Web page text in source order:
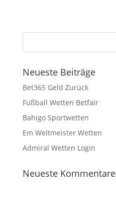
Neueste Beiträge
Bet365 Geld Zurück
Fußball Wetten Betfair
Bahigo Sportwetten
Em Weltmeister Wetten
Admiral Wetten Login
Neueste Kommentare